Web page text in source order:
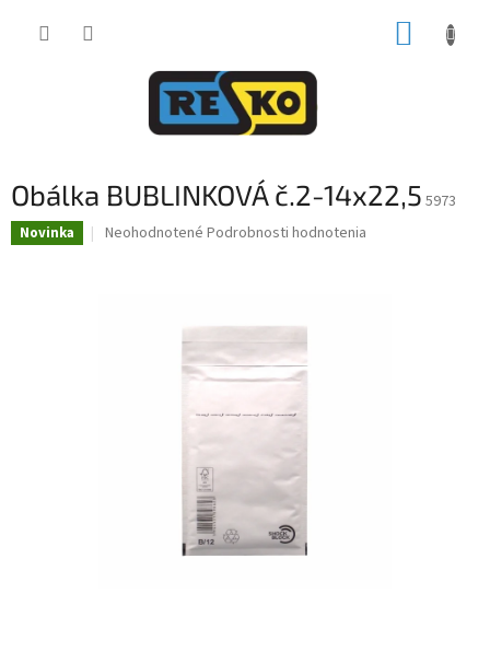
Obálka BUBLINKOVÁ č.2-14x22,5 5973
Novinka
Priemerné
Neohodnotené Podrobnosti hodnotenia